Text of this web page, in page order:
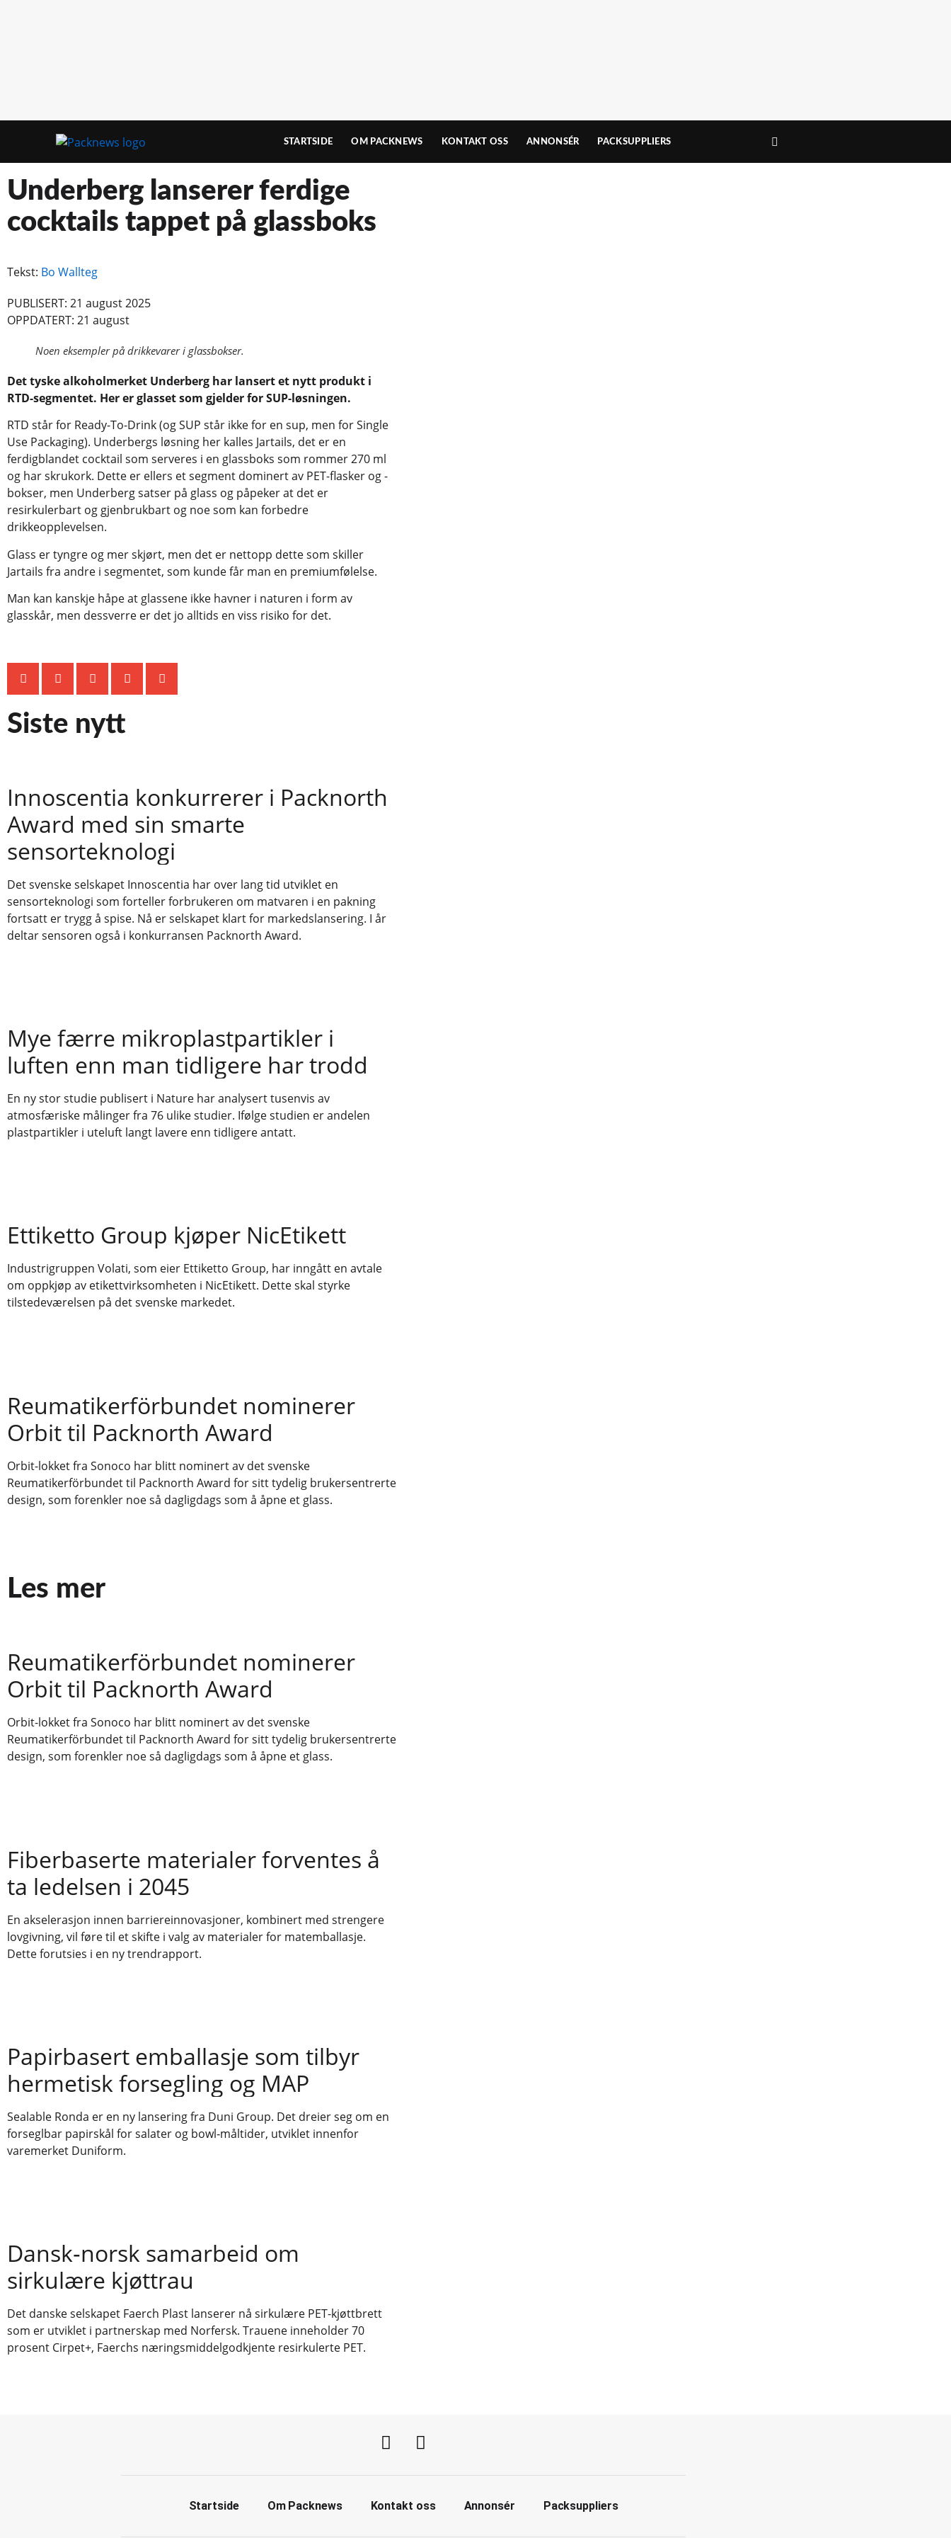
STARTSIDE OM PACKNEWS KONTAKT OSS ANNONSÉR PACKSUPPLIERS
Underberg lanserer ferdige
cocktails tappet på glassboks
Tekst: Bo Wallteg
PUBLISERT: 21 august 2025
OPPDATERT: 21 august
Noen eksempler på drikkevarer i glassbokser.
Det tyske alkoholmerket Underberg har lansert et nytt produkt i
RTD-segmentet. Her er glasset som gjelder for SUP-løsningen.
RTD står for Ready-To-Drink (og SUP står ikke for en sup, men for Single
Use Packaging). Underbergs løsning her kalles Jartails, det er en
ferdigblandet cocktail som serveres i en glassboks som rommer 270 ml
og har skrukork. Dette er ellers et segment dominert av PET-flasker og -
bokser, men Underberg satser på glass og påpeker at det er
resirkulerbart og gjenbrukbart og noe som kan forbedre
drikkeopplevelsen.
Glass er tyngre og mer skjørt, men det er nettopp dette som skiller
Jartails fra andre i segmentet, som kunde får man en premiumfølelse.
Man kan kanskje håpe at glassene ikke havner i naturen i form av
glasskår, men dessverre er det jo alltids en viss risiko for det.
Siste nytt
Innoscentia konkurrerer i Packnorth
Award med sin smarte
sensorteknologi
Det svenske selskapet Innoscentia har over lang tid utviklet en
sensorteknologi som forteller forbrukeren om matvaren i en pakning
fortsatt er trygg å spise. Nå er selskapet klart for markedslansering. I år
deltar sensoren også i konkurransen Packnorth Award.
Mye færre mikroplastpartikler i
luften enn man tidligere har trodd
En ny stor studie publisert i Nature har analysert tusenvis av
atmosfæriske målinger fra 76 ulike studier. Ifølge studien er andelen
plastpartikler i uteluft langt lavere enn tidligere antatt.
Ettiketto Group kjøper NicEtikett
Industrigruppen Volati, som eier Ettiketto Group, har inngått en avtale
om oppkjøp av etikettvirksomheten i NicEtikett. Dette skal styrke
tilstedeværelsen på det svenske markedet.
Reumatikerförbundet nominerer
Orbit til Packnorth Award
Orbit-lokket fra Sonoco har blitt nominert av det svenske
Reumatikerförbundet til Packnorth Award for sitt tydelig brukersentrerte
design, som forenkler noe så dagligdags som å åpne et glass.
Les mer
Reumatikerförbundet nominerer
Orbit til Packnorth Award
Orbit-lokket fra Sonoco har blitt nominert av det svenske
Reumatikerförbundet til Packnorth Award for sitt tydelig brukersentrerte
design, som forenkler noe så dagligdags som å åpne et glass.
Fiberbaserte materialer forventes å
ta ledelsen i 2045
En akselerasjon innen barriereinnovasjoner, kombinert med strengere
lovgivning, vil føre til et skifte i valg av materialer for matemballasje.
Dette forutsies i en ny trendrapport.
Papirbasert emballasje som tilbyr
hermetisk forsegling og MAP
Sealable Ronda er en ny lansering fra Duni Group. Det dreier seg om en
forseglbar papirskål for salater og bowl‑måltider, utviklet innenfor
varemerket Duniform.
Dansk‑norsk samarbeid om
sirkulære kjøttrau
Det danske selskapet Faerch Plast lanserer nå sirkulære PET-kjøttbrett
som er utviklet i partnerskap med Norfersk. Trauene inneholder 70
prosent Cirpet+, Faerchs næringsmiddelgodkjente resirkulerte PET.
Startside Om Packnews Kontakt oss Annonsér Packsuppliers